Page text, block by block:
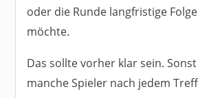
oder die Runde langfristige
möchte.
Das sollte vorher klar sein.
manche Spieler nach jedem